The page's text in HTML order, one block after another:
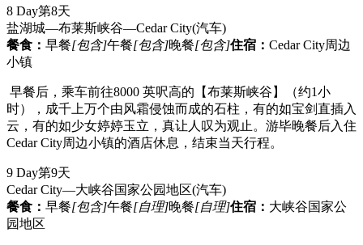
8 Day第8天
盐湖城—布莱斯峡谷—Cedar City(汽车)
餐食： 早餐[包含]午餐[包含]晚餐[包含]住宿： Cedar City周边
小镇
早餐后，乘车前往8000 英呎高的【布莱斯峡谷】（约1小
时），成千上万个由风霜侵蚀而成的石柱，有的如宝剑直插入
云，有的如少女婷婷玉立，真让人叹为观止。游毕晚餐后入住
Cedar City周边小镇的酒店休息，结束当天行程。
9 Day第9天
Cedar City—大峡谷国家公园地区(汽车)
餐食： 早餐[包含]午餐[自理]晚餐[自理]住宿： 大峡谷国家公
园地区